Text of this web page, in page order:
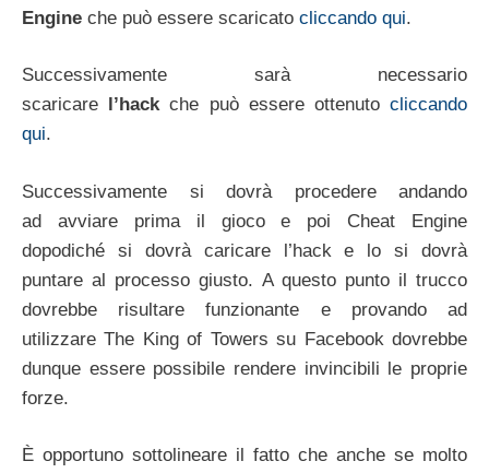
Engine che può essere scaricato cliccando qui.
Successivamente sarà necessario
scaricare
l’hackche può essere ottenutocliccando
qui.
Successivamente si dovrà procedere andando
ad avviare prima il gioco e poi Cheat Engine
dopodiché si dovrà caricare l’hack e lo si dovrà
puntare al processo giusto. A questo punto il trucco
dovrebbe risultare funzionante e provando ad
utilizzare The King of Towers su Facebook dovrebbe
dunque essere possibile rendere invincibili le proprie
forze.
È opportuno sottolineare il fatto che anche se molto